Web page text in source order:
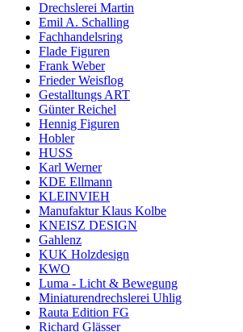
Drechslerei Martin
Emil A. Schalling
Fachhandelsring
Flade Figuren
Frank Weber
Frieder Weisflog
Gestalltungs ART
Günter Reichel
Hennig Figuren
Hobler
HUSS
Karl Werner
KDE Ellmann
KLEINVIEH
Manufaktur Klaus Kolbe
KNEISZ DESIGN
Gahlenz
KUK Holzdesign
KWO
Luma - Licht & Bewegung
Miniaturendrechslerei Uhlig
Rauta Edition FG
Richard Glässer